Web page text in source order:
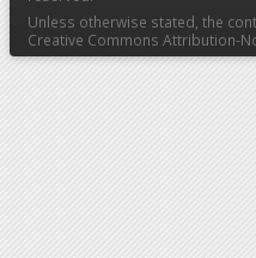
Unless otherwise stated, the
Creative Commons Attribution-